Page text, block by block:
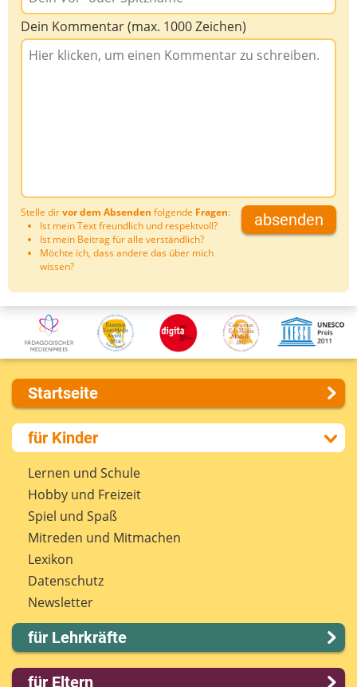
Dein Kommentar (max. 1000 Zeichen)
Stelle dirvor dem Absenden folgende Fragen:
Ist mein Text freundlich und respektvoll?
Ist mein Beitrag für alle verständlich?
Möchte ich, dass andere das über mich
wissen?
absenden
Startseite
Über uns
Presse
Kontakt
Impressum
Internet-ABC Sitemap
Barrierefreiheit
Länderprojekte
für Kinder
Lernen und Schule
Hobby und Freizeit
Spiel und Spaß
Mitreden und Mitmachen
Lexikon
Datenschutz
Newsletter
für Lehrkräfte
Lernmodule
für Eltern